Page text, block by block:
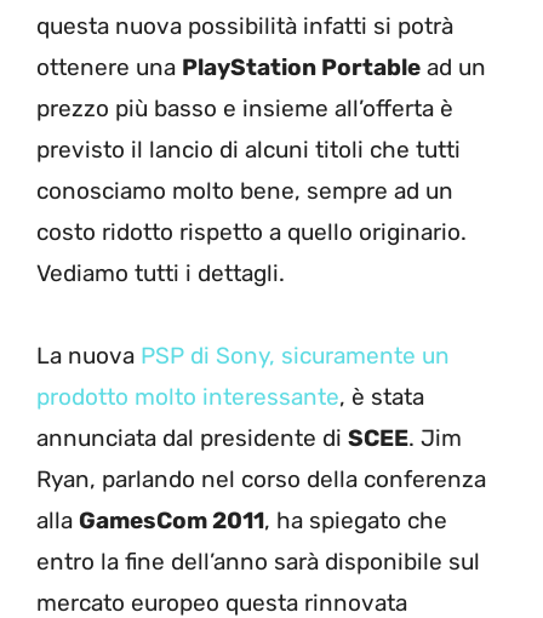
questa nuova possibilità infatti si potrà
ottenere una PlayStation Portable ad un
prezzo più basso e insieme all’offerta è
previsto il lancio di alcuni titoli che tutti
conosciamo molto bene, sempre ad un
costo ridotto rispetto a quello originario.
Vediamo tutti i dettagli.
La nuova PSP di Sony, sicuramente un
prodotto molto interessante, è stata
annunciata dal presidente di SCEE. Jim
Ryan, parlando nel corso della conferenza
alla GamesCom 2011, ha spiegato che
entro la fine dell’anno sarà disponibile sul
mercato europeo questa rinnovata